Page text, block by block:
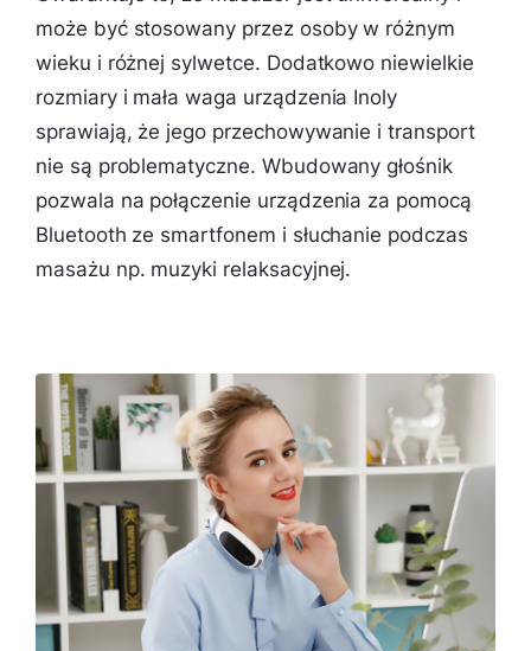
może być stosowany przez osoby w różnym
wieku i różnej sylwetce. Dodatkowo niewielkie
rozmiary i mała waga urządzenia Inoly
sprawiają, że jego przechowywanie i transport
nie są problematyczne. Wbudowany głośnik
pozwala na połączenie urządzenia za pomocą
Bluetooth ze smartfonem i słuchanie podczas
masażu np. muzyki relaksacyjnej.